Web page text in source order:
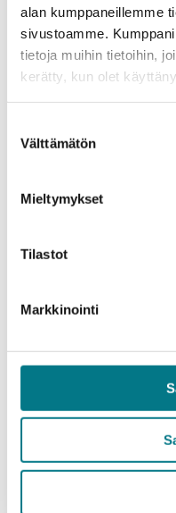
alan kumppaneillemme
sivustoamme.
tietoja muihin tietoihin,
kerätty, kun olet
valinta
Välttämätön
Mieltymykset
Tilastot
Markkinointi
period
MORE